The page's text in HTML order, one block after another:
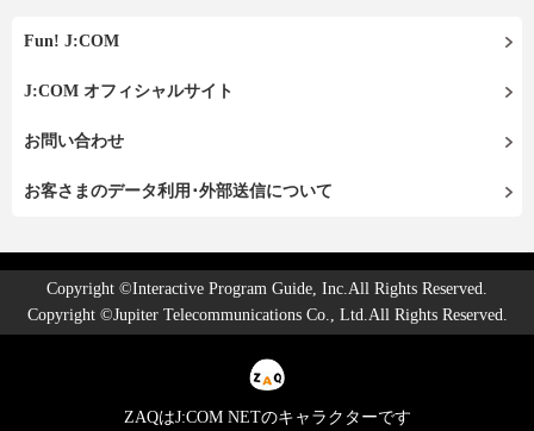
Fun! J:COM
J:COM オフィシャルサイト
お問い合わせ
お客さまのデータ利用･外部送信について
Copyright ©Interactive Program Guide, Inc.All Rights Reserved.
Copyright ©Jupiter Telecommunications Co., Ltd.All Rights Reserved.
ZAQはJ:COM NETのキャラクターです